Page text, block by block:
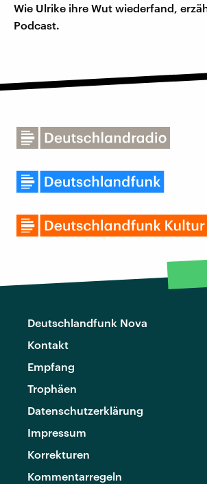
Wie Ulrike ihre Wut wiederfand,
Podcast.
Deutschlandfunk Nova
Kontakt
Empfang
Trophäen
Datenschutzerklärung
Impressum
Korrekturen
Kommentarregeln